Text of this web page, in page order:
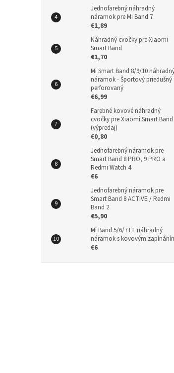
Jednofarebný náhradný
náramok pre Mi Band 7
€1,89
Náhradný cvočky pre Xiaomi
Smart Band
€1,70
Mi Smart Band 8/9/10
náramok - Športový priedušný
perforovaný
€6,99
Farebné kovové náhradný
cvočky pre Xiaomi Smart Band
(výpredaj)
€0,80
Jednofarebný náramok pre
Smart Band 8 PRO, 9 PRO a
Redmi Watch 4
€6
Jednofarebný náramok pre
Smart Band 8 ACTIVE / Redmi
Band 2
€5,90
Mi Band 5/6/7 EF náhradný
náramok s kovovým
€6